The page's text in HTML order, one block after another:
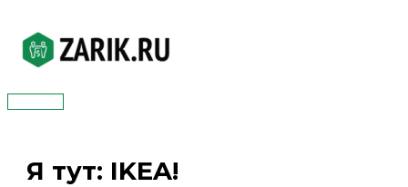
содержимому
Главное
Я тут: IKEA!